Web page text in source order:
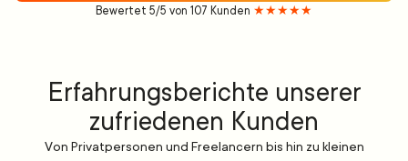
Bewertet 5/5 von 107 Kunden ★★★★★
Erfahrungsberichte unserer
zufriedenen Kunden
Von Privatpersonen und Freelancern bis hin zu kleinen